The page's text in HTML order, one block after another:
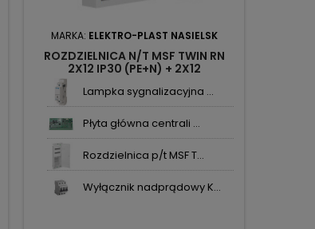
MARKA: ELEKTRO-PLAST NASIELSK
ROZDZIELNICA N/T MSF TWIN RN
2X12 IP30 (PE+N) + 2X12
MULTIMEDIALNA 2015-20 EPN
Lampka sygnalizacyjna ...
Płyta główna centrali ...
Rozdzielnica p/t MSF T...
Wyłącznik nadprądowy K...